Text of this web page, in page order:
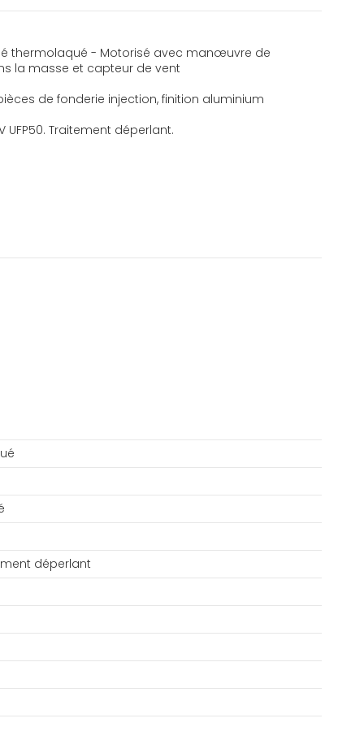
thermolaqué - Motorisé avec manœuvre de
la masse et capteur de vent
de fonderie injection, finition aluminium
Traitement déperlant.
déperlant